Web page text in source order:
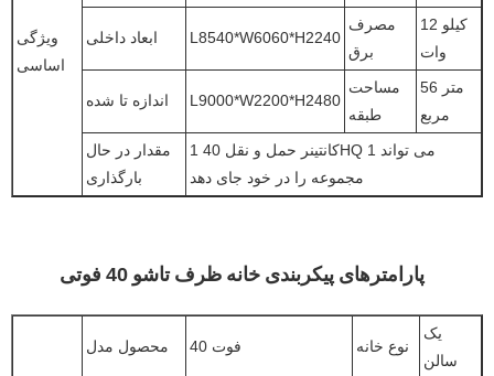
ویژگی
اساسی
ابعاد داخلی L8540*W6060*H2240
مصرف
برق
12 کیلو
وات
اندازه تا شده L9000*W2200*H2480
مساحت
طبقه
56 متر
مربع
مقدار در حال
بارگذاری
1 کانتینر حمل و نقل 40HQ می تواند 1
مجموعه را در خود جای دهد
پارامترهای پیکربندی خانه ظرف تاشو 40 فوتی
محصول مدل 40 فوت نوع خانه
یک
سالن